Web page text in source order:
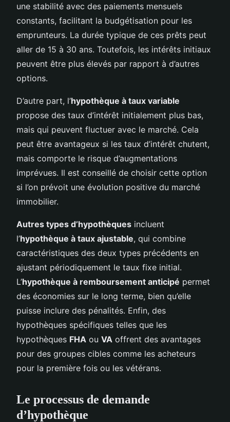
une stabilité avec des paiements mensuels
constants, facilitant la budgétisation pour les
emprunteurs. La durée typique de ces prêts peut
aller de 15 à 30 ans. Toutefois, les intérêts initiaux
peuvent être plus élevés par rapport à d’autres
options.
D’autre part, l’hypothèque à taux variable
propose des taux d’intérêt initialement plus bas,
mais qui peuvent fluctuer avec le marché. Cela
peut être avantageux si les taux d’intérêt chutent,
mais comporte le risque d’augmentations
imprévues. Il est conseillé de choisir cette option
si l’on prévoit une évolution positive du marché
immobilier.
Autres types d’hypothèques incluent
l’hypothèque à taux ajustable, qui combine
caractéristiques des deux types précédents en
ajustant périodiquement le taux fixe initial.
L’hypothèque à remboursement anticipé permet
des économies sur le long terme, bien qu’elle
puisse inclure des pénalités. Enfin, des
hypothèques spécifiques telles que les
hypothèques FHA ou VA offrent des avantages
pour des groupes cibles comme les acheteurs
pour la première fois ou les vétérans.
Le processus de demande
d’hypothèque